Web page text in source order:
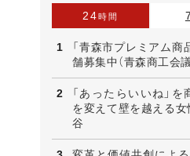
24時間 7
「青森市プレミアム商
舗募集中（青森商工会議
「あったらいいね」
を変えて壁を越える
谷